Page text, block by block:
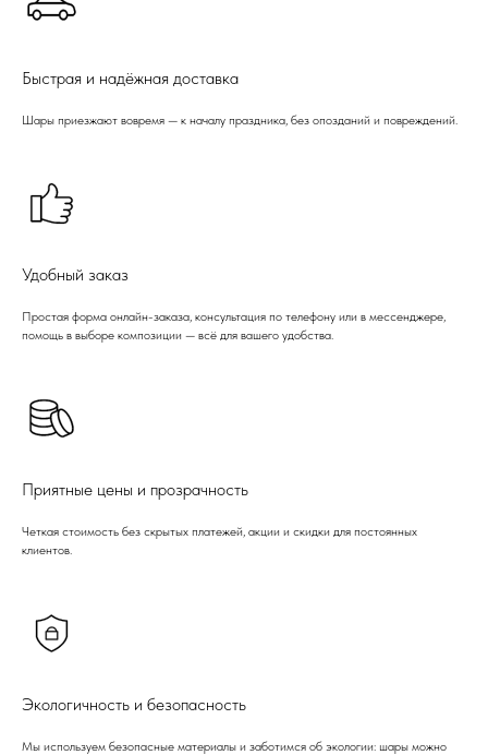
Быстрая и надёжная доставка
Шары приезжают вовремя — к началу праздника, без опозданий и повреждений.
Удобный заказ
Простая форма онлайн-заказа, консультация по телефону или в мессенджере,
помощь в выборе композиции — всё для вашего удобства.
Приятные цены и прозрачность
Четкая стоимость без скрытых платежей, акции и скидки для постоянных
клиентов.
Экологичность и безопасность
Мы используем безопасные материалы и заботимся об экологии: шары можно